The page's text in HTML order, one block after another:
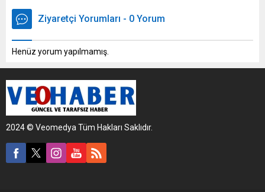
Ziyaretçi Yorumları - 0 Yorum
Henüz yorum yapılmamış.
2024 © Veomedya Tüm Hakları Saklıdır.